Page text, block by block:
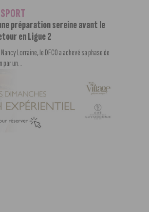
SPORT
préparation sereine avant le
en Ligue 2
Nancy Lorraine, le DFCO a achevé sa phase de
par un...